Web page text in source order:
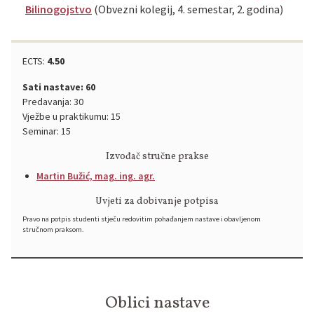
Bilinogojstvo (Obvezni kolegij, 4. semestar, 2. godina)
ECTS: 4.50
Sati nastave: 60
Predavanja: 30
Vježbe u praktikumu: 15
Seminar: 15
Izvođač stručne prakse
Martin Bužić, mag. ing. agr.
Uvjeti za dobivanje potpisa
Pravo na potpis studenti stječu redovitim pohađanjem nastave i obavljenom
stručnom praksom.
Oblici nastave